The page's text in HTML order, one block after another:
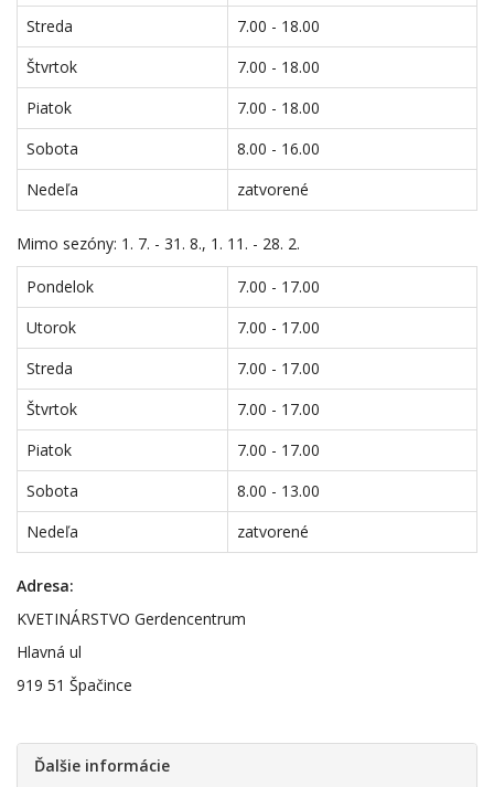
Streda
7.00 - 18.00
Štvrtok
7.00 - 18.00
Piatok
7.00 - 18.00
Sobota
8.00 - 16.00
Nedeľa
zatvorené
Mimo sezóny: 1. 7. - 31. 8., 1. 11. - 28. 2.
Pondelok
7.00 - 17.00
Utorok
7.00 - 17.00
Streda
7.00 - 17.00
Štvrtok
7.00 - 17.00
Piatok
7.00 - 17.00
Sobota
8.00 - 13.00
Nedeľa
zatvorené
Adresa:
KVETINÁRSTVO Gerdencentrum
Hlavná ul
919 51 Špačince
Ďalšie informácie